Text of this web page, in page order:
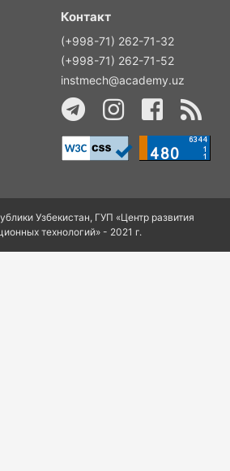
Контакт
(+998-71) 262-71-32
(+998-71) 262-71-52
instmech@academy.uz
Узбекистан, ГУП «Центр развития
технологий» - 2021 г.